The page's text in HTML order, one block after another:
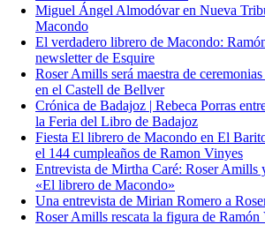
Miguel Ángel Almodóvar en Nueva
Macondo
El verdadero librero de Macondo:
newsletter de Esquire
Roser Amills será maestra de
en el Castell de Bellver
Crónica de Badajoz | Rebeca Porras
la Feria del Libro de Badajoz
Fiesta El librero de Macondo en El
el 144 cumpleaños de Ramon Vinyes
Entrevista de Mirtha Caré: Roser Amills
«El librero de Macondo»
Una entrevista de Mirian Romero a
Roser Amills rescata la figura de Ramón